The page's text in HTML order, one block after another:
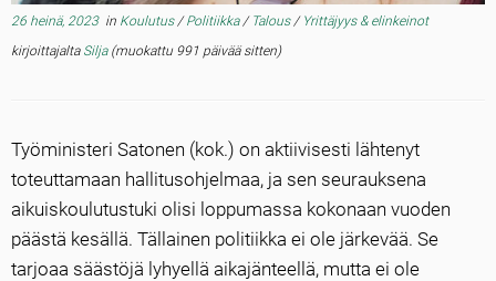
26 heinä, 2023in Koulutus/Politiikka/ Talous/ Yrittäjyys & elinkeinot
kirjoittajalta Silja(muokattu 991 päivää sitten)
Työministeri Satonen (kok.) on aktiivisesti lähtenyt
toteuttamaan hallitusohjelmaa, ja sen seurauksena
aikuiskoulutustuki olisi loppumassa kokonaan vuoden
päästä kesällä. Tällainen politiikka ei ole järkevää. Se
tarjoaa säästöjä lyhyellä aikajänteellä, mutta ei ole